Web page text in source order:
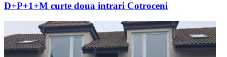
D+P+1+M curte doua intrari Cotroceni